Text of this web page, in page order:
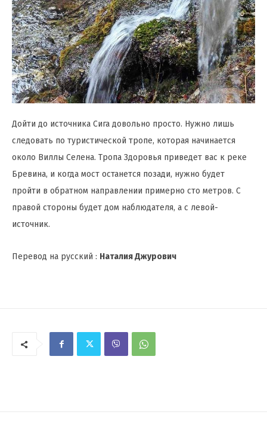
Дойти до источника Сига довольно просто. Нужно лишь
следовать по туристической тропе, которая начинается
около Виллы Селена. Тропа Здоровья приведет вас к реке
Бревина, и когда мост останется позади, нужно будет
пройти в обратном направлении примерно сто метров. С
правой стороны будет дом наблюдателя, а с левой-
источник.
Перевод на русский : Наталия Джурович